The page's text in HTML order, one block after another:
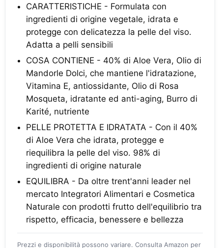
CARATTERISTICHE - Formulata con
ingredienti di origine vegetale, idrata e
protegge con delicatezza la pelle del viso.
Adatta a pelli sensibili
COSA CONTIENE - 40% di Aloe Vera, Olio di
Mandorle Dolci, che mantiene l'idratazione,
Vitamina E, antiossidante, Olio di Rosa
Mosqueta, idratante ed anti-aging, Burro di
Karité, nutriente
PELLE PROTETTA E IDRATATA - Con il 40%
di Aloe Vera che idrata, protegge e
riequilibra la pelle del viso. 98% di
ingredienti di origine naturale
EQUILIBRA - Da oltre trent'anni leader nel
mercato Integratori Alimentari e Cosmetica
Naturale con prodotti frutto dell'equilibrio tra
rispetto, efficacia, benessere e bellezza
Prezzi e disponibilità possono variare. Consulta Amazon per